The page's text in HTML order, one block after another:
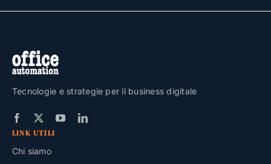
Tecnologie e strategie per il business digitale
LINK UTILI
Chi siamo